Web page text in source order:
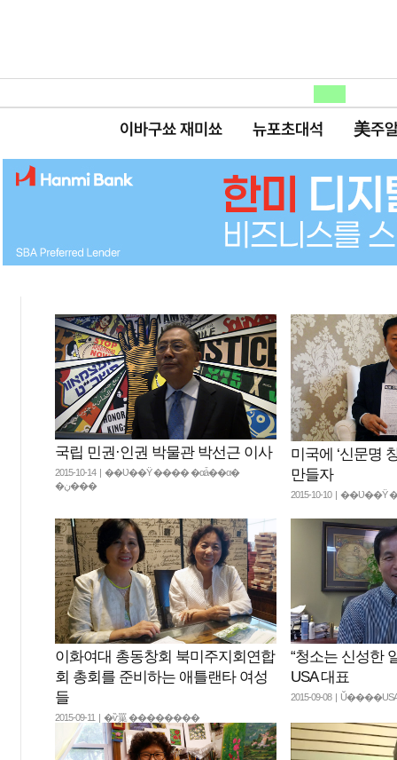
이바구쑈 재미쑈 뉴포초대석 美주
국립 민권·인권 박물관 박선근 이사
2015-10-14 | ��Ʋ��Ÿ ���� �αǡ��α�
�ڹ���
미국에 ‘신문명
만들자
2015-10-10 |
이화여대 총동창회 북미주지회연합
회 총회를 준비하는 애틀랜타 여성
들
2015-09-11 | �ѷ罺 ��������
“청소는 신성한
USA 대표
2015-09-08 |